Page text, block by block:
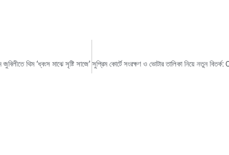
থিম ‘ধ্বংস মাঝে সৃষ্টি সাজে’